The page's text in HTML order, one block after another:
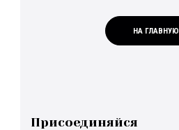
НА ГЛАВНУЮ
Присоединяйся